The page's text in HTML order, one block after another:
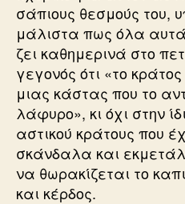
σάπιους θεσμούς του,
μάλιστα πως όλα
ζει καθημερινά στο
γεγονός ότι «το
μιας κάστας που το
λάφυρο», κι όχι στην
αστικού κράτους που
σκάνδαλα και
να θωρακίζεται το
και κέρδος.